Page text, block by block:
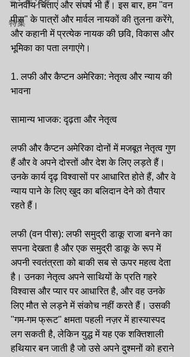
ランキング
特集
मानवीय चिंताएं और संघर्ष भी हैं। इस बार, हम "वन
पीस" के पात्रों और मार्वल नायकों की तुलना करेंगे,
और कहानी में प्रत्येक नायक की छवि, विकास और
भूमिका का पता लगाएंगे।
1. लफी और कैप्टन अमेरिका: नेतृत्व और न्याय की
भावना
सामान्य भाजक: दृढ़ता और नेतृत्व
लफी और कैप्टन अमेरिका दोनों में मजबूत नेतृत्व गुण
हैं और वे अपने दोस्तों और देश के लिए लड़ते हैं।
उनके कार्य दृढ़ विश्वासों पर आधारित होते हैं, और वे
न्याय पाने के लिए खुद का बलिदान देने को तैयार
रहते हैं।
लफी (वन पीस): लफी समुद्री डाकू राजा बनने का
सपना देखता है और एक समुद्री डाकू के रूप में
अपनी स्वतंत्रता को बाकी सब से ऊपर महत्व देता
है। उनका नेतृत्व अपने साथियों के प्रति गहरे
विश्वास और प्यार पर आधारित है, और वह उनके
लिए मौत से लड़ने में संकोच नहीं करते हैं। उसकी
"गम-गम फ्रूट" क्षमता पहली नज़र में हास्यास्पद
लग सकती है, लेकिन युद्ध में यह एक शक्तिशाली
हथियार बन जाती है जो उसे अपने दुश्मनों को हराने